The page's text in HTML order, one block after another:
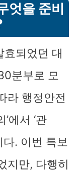
엇을 준비
효되었던 대
분부로 모
라 행정안전
에서 ‘관
. 이번 특보
지만, 다행히